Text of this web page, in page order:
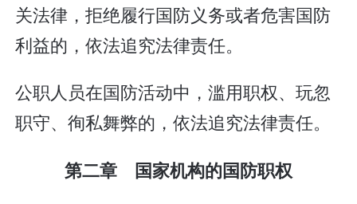
关法律，拒绝履行国防义务或者危害国防
利益的，依法追究法律责任。
公职人员在国防活动中，滥用职权、玩忽
职守、徇私舞弊的，依法追究法律责任。
第二章 国家机构的国防职权